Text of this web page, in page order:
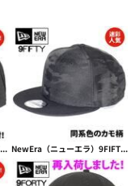
NewEra（ニューエラ）9FIFTY Standard Flat Snapback【本体価格(税抜)￥4,990】 NewEra（ニューエラ）9FIFTY Camo Flat Bill Snapback Cap【本体価格(税抜)￥4,990】